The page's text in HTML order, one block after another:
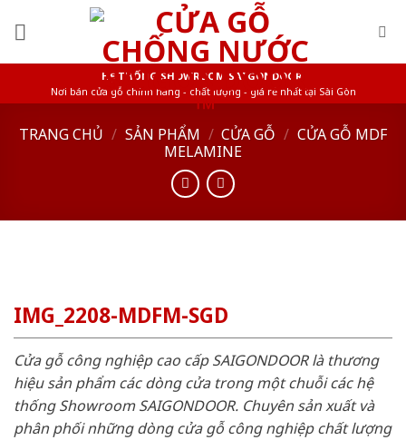
HỆ THỐNG SHOWROOM SAIGONDOOR
Nơi bán cửa gỗ chính hãng - chất lượng - giá rẻ nhất tại Sài Gòn
TRANG CHỦ / SẢN PHẨM / CỬA GỖ / CỬA GỖ MDF
MELAMINE
IMG_2208-MDFM-SGD
Cửa gỗ công nghiệp cao cấp SAIGONDOOR là thương
hiệu sản phẩm các dòng cửa trong một chuỗi các hệ
thống Showroom SAIGONDOOR. Chuyên sản xuất và
phân phối những dòng cửa gỗ công nghiệp chất lượng